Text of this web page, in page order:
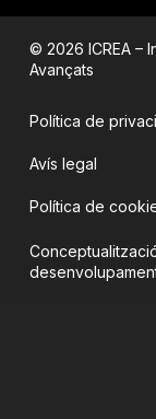
© 2026 ICREA –
Avançats
Política de
Avís legal
Política de